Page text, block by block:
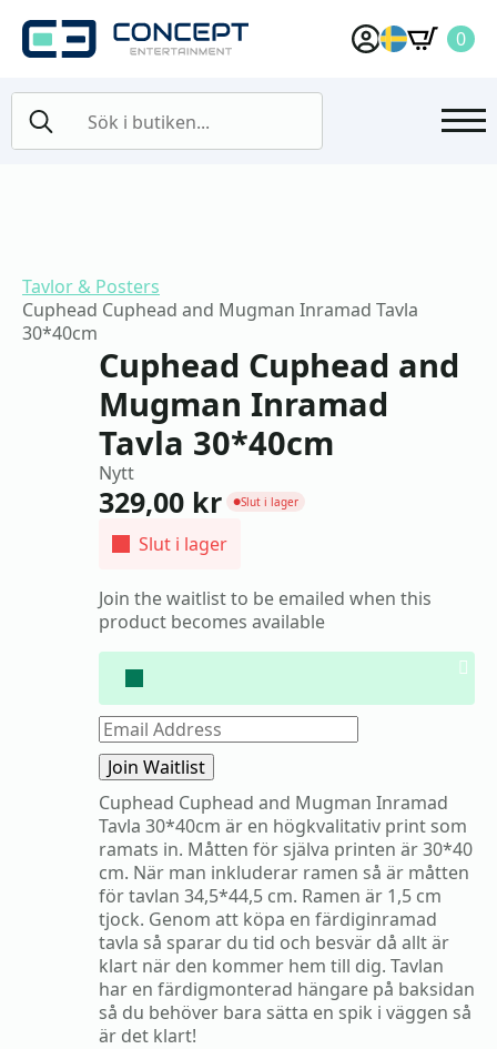
0
for:
Tavlor & Posters
Cuphead Cuphead and Mugman Inramad Tavla
30*40cm
Cuphead Cuphead and
Mugman Inramad
Tavla 30*40cm
Nytt
329,00 kr ●Slut i lager
Slut i lager
Join the waitlist to be emailed when this
product becomes available
Enter
your
email
address
to
join
the
waitlist
for
this
product
Join Waitlist
Cuphead Cuphead and Mugman Inramad
Tavla 30*40cm är en högkvalitativ print som
ramats in. Måtten för själva printen är 30*40
cm. När man inkluderar ramen så är måtten
för tavlan 34,5*44,5 cm. Ramen är 1,5 cm
tjock. Genom att köpa en färdiginramad
tavla så sparar du tid och besvär då allt är
klart när den kommer hem till dig. Tavlan
har en färdigmonterad hängare på baksidan
så du behöver bara sätta en spik i väggen så
är det klart!